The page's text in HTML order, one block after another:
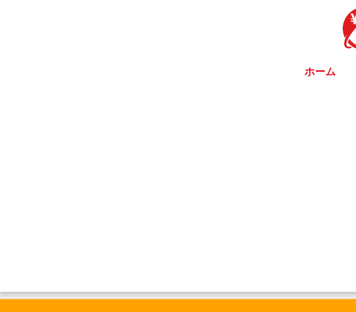
ホーム